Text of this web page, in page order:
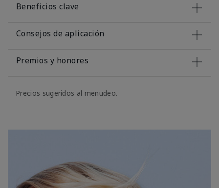
Beneficios clave
Consejos de aplicación
Premios y honores
Precios sugeridos al menudeo.